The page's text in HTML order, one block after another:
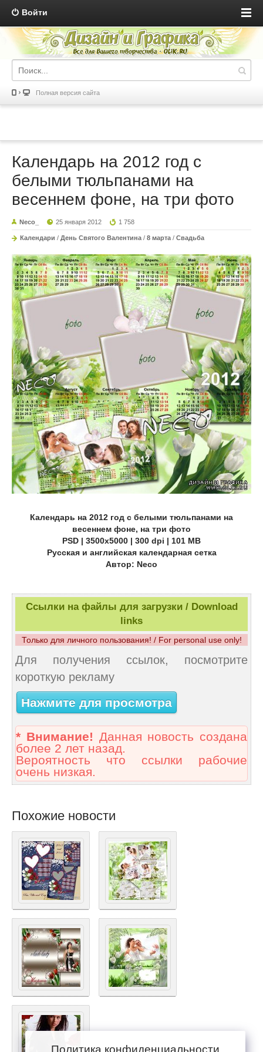
Войти
Полная версия сайта
Календарь на 2012 год с
белыми тюльпанами на
весеннем фоне, на три фото
Neco_ 25 января 2012 1 758
Календари / День Святого Валентина / 8 марта / Свадьба
Календарь на 2012 год с белыми тюльпанами на
весеннем фоне, на три фото
PSD | 3500х5000 | 300 dpi | 101 MB
Русская и английская календарная сетка
Автор: Neco
Ссылки на файлы для загрузки / Download
links
Только для личного пользования! / For personal use only!
Для получения ссылок, посмотрите
короткую рекламу
Нажмите для просмотра
* Внимание! Данная новость создана
более 2 лет назад.
Вероятность что ссылки рабочие
очень низкая.
Похожие новости
Политика конфиденциальности